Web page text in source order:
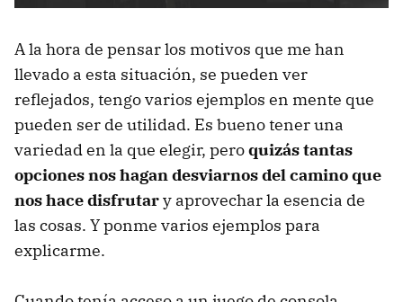
A la hora de pensar los motivos que me han
llevado a esta situación, se pueden ver
reflejados, tengo varios ejemplos en mente que
pueden ser de utilidad. Es bueno tener una
variedad en la que elegir, peroquizás tantas
opciones nos hagan desviarnos del camino que
nos hace disfrutary aprovechar la esencia de
las cosas. Y ponme varios ejemplos para
explicarme.